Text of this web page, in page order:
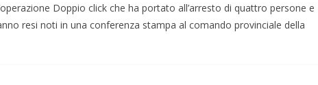
Doppio click che ha portato all’arresto di quattro persone e
resi noti in una conferenza stampa al comando provinciale della